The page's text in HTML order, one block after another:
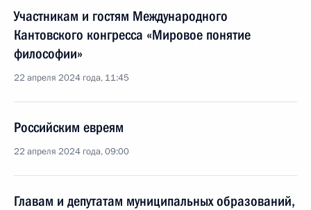
Участникам и гостям Международного
Кантовского конгресса «Мировое понятие
философии»
22 апреля 2024 года, 11:45
Российским евреям
22 апреля 2024 года, 09:00
Главам и депутатам муниципальных образований,